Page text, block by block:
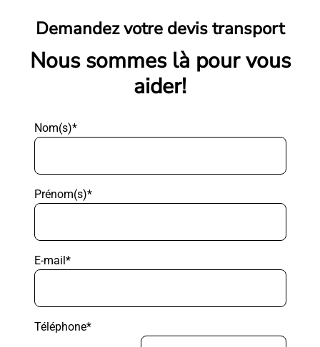
Demandez votre devis transport
Nous sommes là pour vous
aider!
Nom(s)*
Prénom(s)*
E-mail*
Téléphone*